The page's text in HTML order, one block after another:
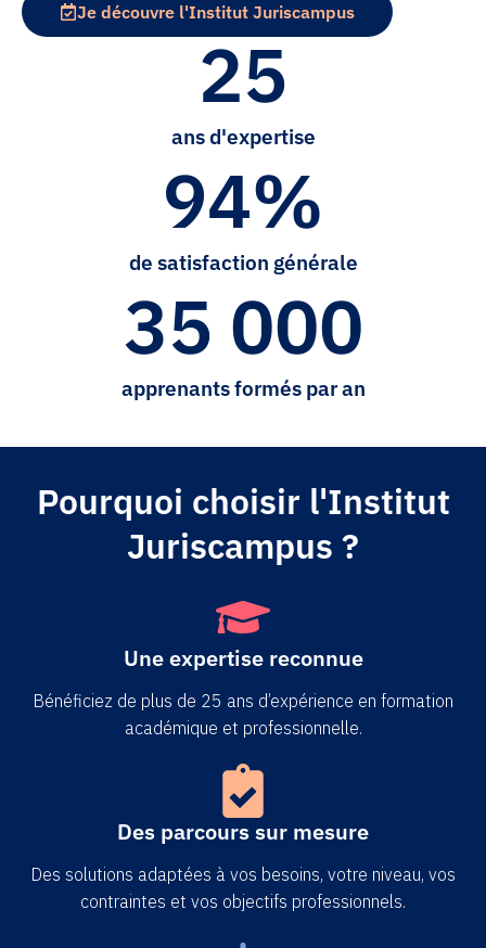
ans d'expertise
25
de satisfaction générale
94%
apprenants formés par an
35 000
Je découvre l'Institut Juriscampus
Pourquoi choisir l'Institut
Juriscampus ?
Une expertise reconnue
Bénéficiez de plus de 25 ans d’expérience en formation
académique et professionnelle.
Des parcours sur mesure
Des solutions adaptées à vos besoins, votre niveau, vos
contraintes et vos objectifs professionnels.